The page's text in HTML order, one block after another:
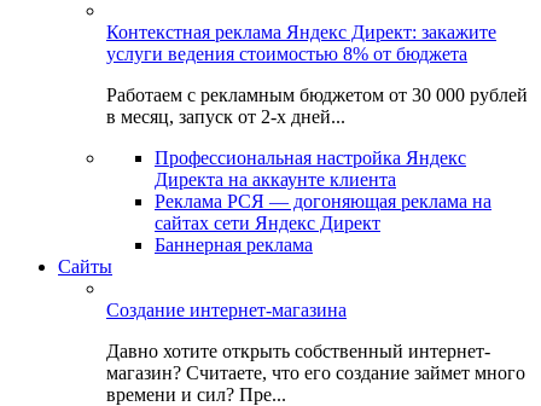
Контекстная реклама Яндекс Директ: закажите
услуги ведения стоимостью 8% от бюджета
Работаем с рекламным бюджетом от 30 000 рублей
в месяц, запуск от 2-х дней...
Профессиональная настройка Яндекс
Директа на аккаунте клиента
Реклама РСЯ — догоняющая реклама на
сайтах сети Яндекс Директ
Баннерная реклама
Сайты
Создание интернет-магазина
Давно хотите открыть собственный интернет-
магазин? Считаете, что его создание займет много
времени и сил? Пре...